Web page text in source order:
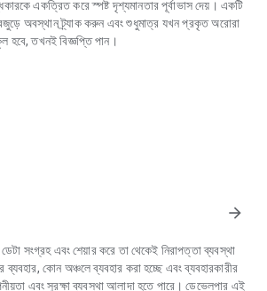
একত্রিত করে স্পষ্ট দৃশ্যমানতার পূর্বাভাস দেয়। একটি
অবস্থান ট্র্যাক করুন এবং শুধুমাত্র যখন প্রকৃত অরোরা
হবে, তখনই বিজ্ঞপ্তি পান।
প্রোবাবিলিটি হিটম্যাপ ওভারলে টগল করুন। ডার্ক এবং
দেখায়। অরোরার সম্ভাবনা পরীক্ষা করতে এবং ট্র্যাকিং
যেকোনো জায়গায় ট্যাপ করুন।
KP ইনডেক্স, মেঘের আচ্ছাদন, চাঁদের উজ্জ্বলতা
অরোরার দৃশ্যমানতা সঠিক শতাংশ (০-১০০%) হিসাবে
arrow_forward
সংগ্রহ এবং শেয়ার করে তা থেকেই নিরাপত্তা ব্যবস্থা
কোন অঞ্চলে ব্যবহার করা হচ্ছে এবং ব্যবহারকারীর
এবং সুরক্ষা ব্যবস্থা আলাদা হতে পারে। ডেভেলপার এই